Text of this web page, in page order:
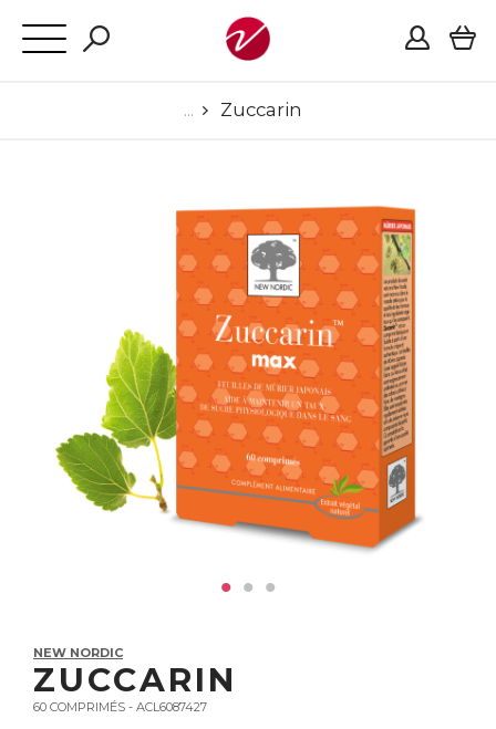
Zuccarin
NEW NORDIC
ZUCCARIN
60 COMPRIMÉS - ACL6087427